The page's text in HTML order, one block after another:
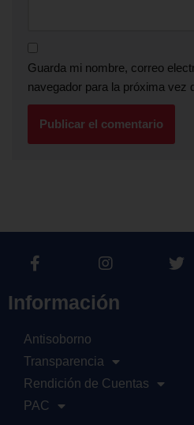
Guarda mi nombre, correo
navegador para la próxima vez
Información
Antisoborno
Transparencia
Rendición de Cuentas
PAC